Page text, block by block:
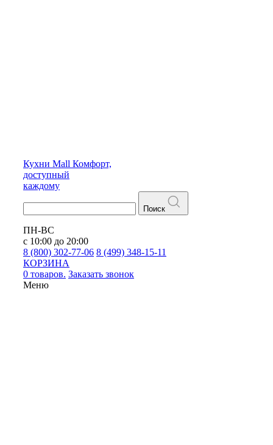
Кухни Mall Комфорт,
доступный
каждому
Поиск
ПН-ВС
с 10:00 до 20:00
8 (800) 302-77-06 8 (499) 348-15-11
КОРЗИНА
0 товаров. Заказать звонок
Меню